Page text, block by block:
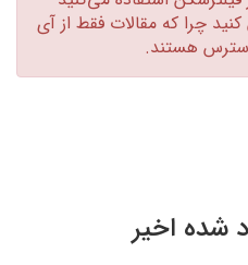
چرا که مقالات فقط از آی
هستند.‏
اخیر